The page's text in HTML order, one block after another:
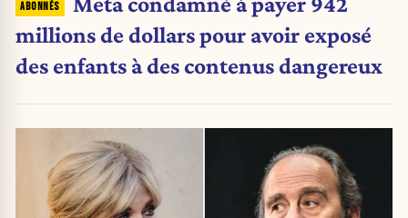
millions de dollars pour avoir exposé
des enfants à des contenus dangereux